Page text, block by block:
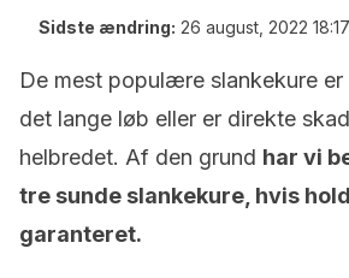
Sidste ændring: 26 august, 2022 18:17
De mest populære slankekure
det lange løb eller er direkte
helbredet. Af den grund har vi
tre sunde slankekure, hvis
garanteret.